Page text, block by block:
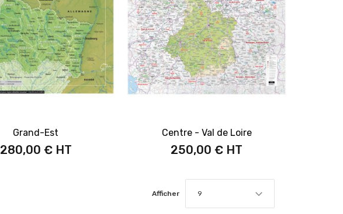
Grand-Est
280,00 €
Centre - Val de Loire
250,00 €
Afficher 9